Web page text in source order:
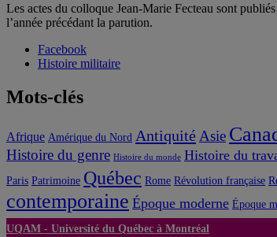
Les actes du colloque Jean-Marie Fecteau sont
l’année précédant la parution.
Facebook
Histoire militaire
Mots-clés
Afrique Amérique du Nord Antiquité Asie
Histoire du genre Histoire du monde Histoire du
Paris Patrimoine Québec Rome Révolution française
contemporaine Époque moderne Époque
UQAM - Université du Québec à Montréal